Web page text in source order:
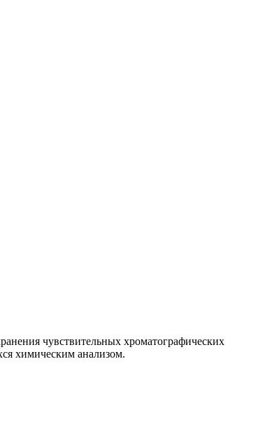
чувствительных хроматографических
химическим анализом.